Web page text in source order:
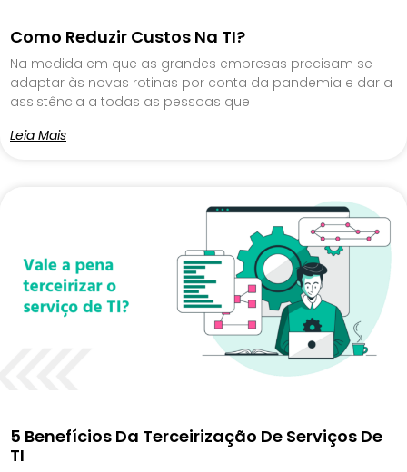
Como Reduzir Custos Na TI?
Na medida em que as grandes empresas precisam se
adaptar às novas rotinas por conta da pandemia e dar a
assistência a todas as pessoas que
Leia Mais
5 Benefícios Da Terceirização De Serviços De
TI